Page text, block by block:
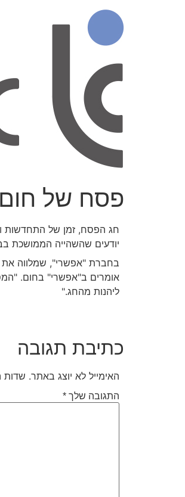
פסח של חום
חג הפסח, זמן של התחדשות
יודעים שהשהייה הממושכת
בחברת "אפשרי", שמלווה את
אומרים ב"אפשרי" בחום.
ליהנות מהחג."
כתיבת תגובה
האימייל לא יוצג באתר. שדות
התגובה שלך *